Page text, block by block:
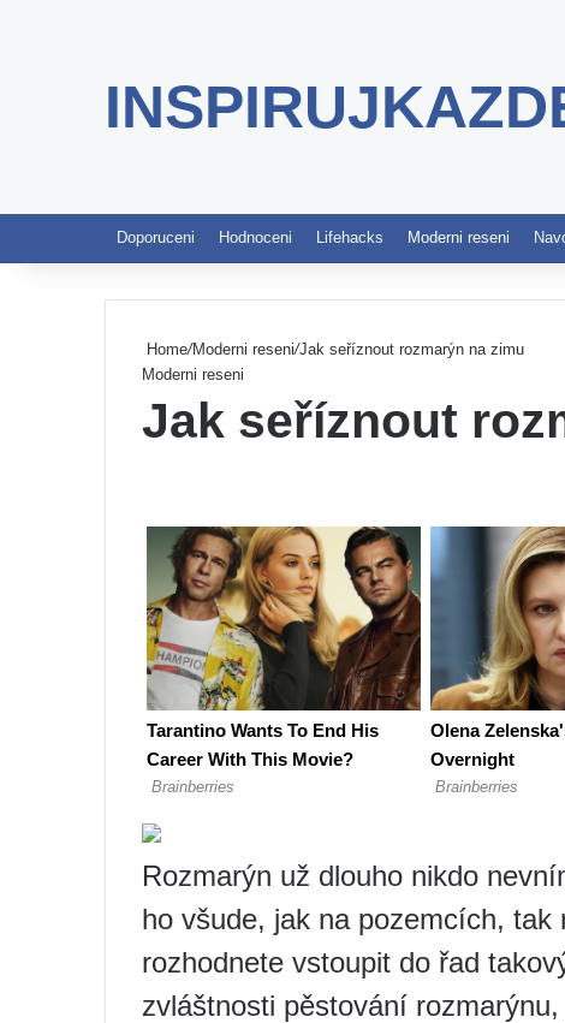
Doporuceni Hodnoceni Lifehacks Moderni reseni
Home/Moderni reseni/Jak seříznout rozmarýn na zimu
Moderni reseni
Jak seříznout
Rozmarýn už dlouho nikdo
ho všude, jak na pozemcích,
rozhodnete vstoupit do řad
zvláštnosti pěstování